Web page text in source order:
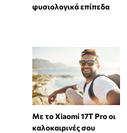
φυσιολογικά επίπεδα
Με το Xiaomi 17T Pro οι
καλοκαιρινές σου